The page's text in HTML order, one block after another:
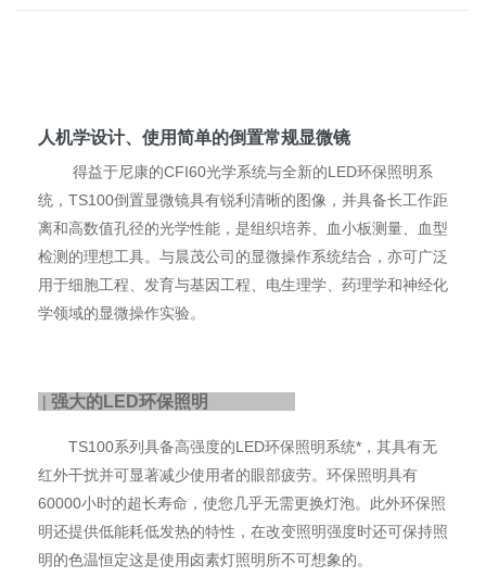
人机学设计、使用简单的倒置常规显微镜
得益于尼康的CFI60光学系统与全新的LED环保照明系
统，TS100倒置显微镜具有锐利清晰的图像，并具备长工作距
离和高数值孔径的光学性能，是组织培养、血小板测量、血型
检测的理想工具。与晨茂公司的显微操作系统结合，亦可广泛
用于细胞工程、发育与基因工程、电生理学、药理学和神经化
学领域的显微操作实验。
| 强大的LED环保照明
TS100系列具备高强度的LED环保照明系统*，其具有无
红外干扰并可显著减少使用者的眼部疲劳。环保照明具有
60000小时的超长寿命，使您几乎无需更换灯泡。此外环保照
明还提供低能耗低发热的特性，在改变照明强度时还可保持照
明的色温恒定这是使用卤素灯照明所不可想象的。